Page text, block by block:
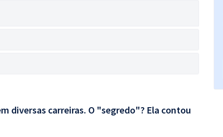
diversas carreiras. O "segredo"? Ela contou